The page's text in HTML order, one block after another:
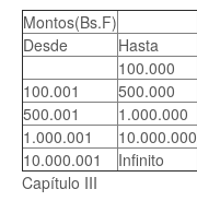
Montos(Bs.F)
Desde
Hasta
100.000
100.001
500.000
500.001
1.000.000
1.000.001
10.000.000
10.000.001
Infinito
Capítulo III